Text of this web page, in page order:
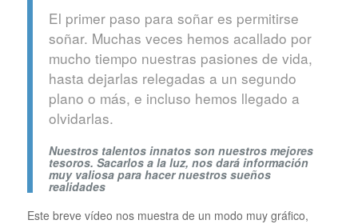
El primer paso para soñar es permitirse
soñar. Muchas veces hemos acallado por
mucho tiempo nuestras pasiones de vida,
hasta dejarlas relegadas a un segundo
plano o más, e incluso hemos llegado a
olvidarlas.
Nuestros talentos innatos son nuestros mejores
tesoros. Sacarlos a la luz, nos dará información
muy valiosa para hacer nuestros sueños
realidades
Este breve vídeo nos muestra de un modo muy gráfico,